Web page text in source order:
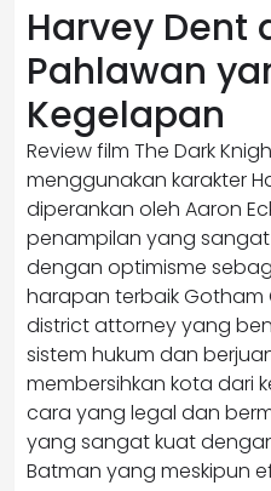
Harvey Dent
Pahlawan
Kegelapan
Review film The Dark
menggunakan karakter
diperankan oleh Aaron
penampilan yang
dengan optimisme
harapan terbaik Gotham
district attorney yang
sistem hukum dan
membersihkan kota dari
cara yang legal dan
yang sangat kuat
Batman yang meskipun